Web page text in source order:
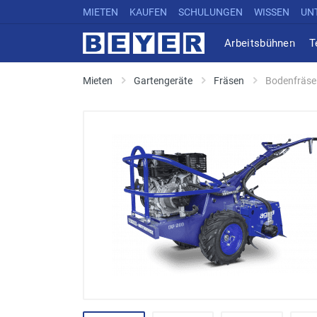
MIETEN KAUFEN SCHULUNGEN WISSEN
Arbeitsbühnen
Mieten Gartengeräte Fräsen